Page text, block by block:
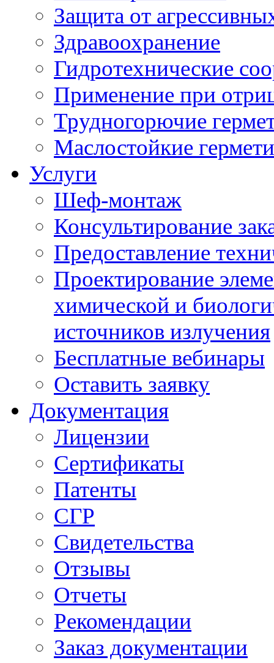
Защита от
Здравоохранение
Гидротехнические
Применение при
Трудногорючие
Маслостойкие
Услуги
Шеф-монтаж
Консультирование
Предоставление
Проектирование
химической и
источников излучения
Бесплатные вебинары
Оставить заявку
Документация
Лицензии
Сертификаты
Патенты
СГР
Свидетельства
Отзывы
Отчеты
Рекомендации
Заказ документации